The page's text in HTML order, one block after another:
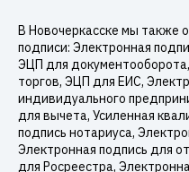
В Новочеркасске мы также
подписи: Электронная
ЭЦП для
торгов, ЭЦП для ЕИС,
индивидуального
для вычета, Усиленная
подпись нотариуса,
Электронная подпись для
для Росреестра,